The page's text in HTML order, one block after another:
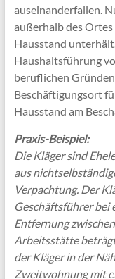
auseinanderfallen.
außerhalb des Ortes
Hausstand
Haushaltsführung
beruflichen
Beschäftigungsort
Hausstand am
Praxis-Beispiel:
Die Kläger sind
aus
Verpachtung. Der
Geschäftsführer bei
Entfernung
Arbeitsstätte
der Kläger in der
Zweitwohnung mit